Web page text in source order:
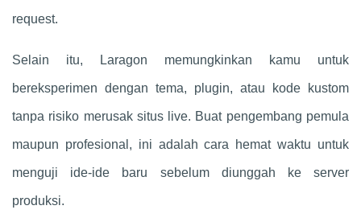
request.
Selain itu, Laragon memungkinkan kamu untuk
bereksperimen dengan tema, plugin, atau kode kustom
tanpa risiko merusak situs live. Buat pengembang pemula
maupun profesional, ini adalah cara hemat waktu untuk
menguji ide-ide baru sebelum diunggah ke server
produksi.